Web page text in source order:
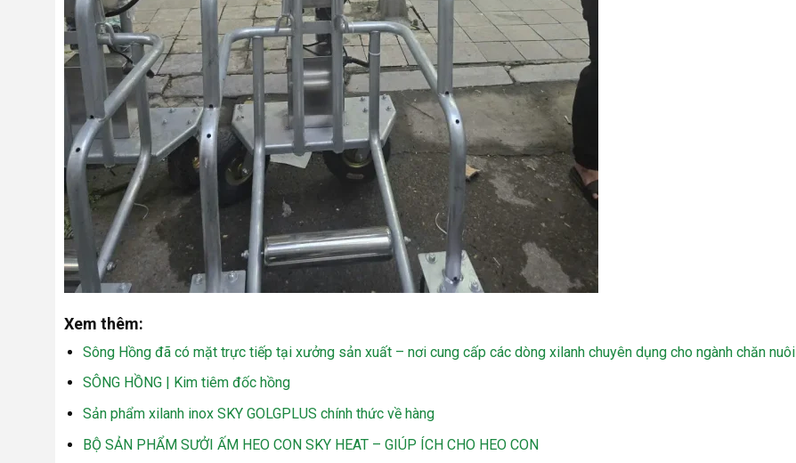
Xem thêm:
Sông Hồng đã có mặt trực tiếp tại xưởng sản xuất – nơi cung cấp các dòng xilanh chuyên dụng cho ngành chăn nuôi
SÔNG HỒNG | Kim tiêm đốc hồng
Sản phẩm xilanh inox SKY GOLGPLUS chính thức về hàng
BỘ SẢN PHẨM SƯỞI ẤM HEO CON SKY HEAT – GIÚP ÍCH CHO HEO CON